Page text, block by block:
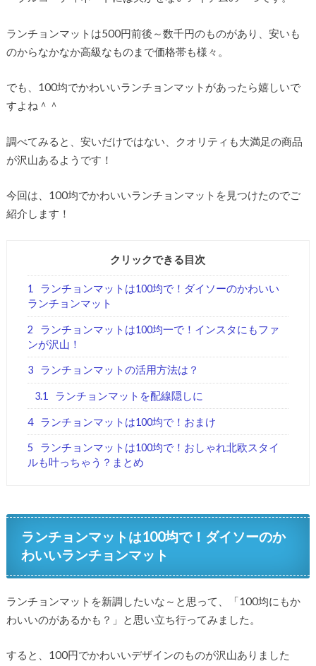
ランチョンマットは500円前後～数千円のものがあり、安いも
のからなかなか高級なものまで価格帯も様々。
でも、100均でかわいいランチョンマットがあったら嬉しいで
すよね＾＾
調べてみると、安いだけではない、クオリティも大満足の商品
が沢山あるようです！
今回は、100均でかわいいランチョンマットを見つけたのでご
紹介します！
クリックできる目次
1
ランチョンマットは100均で！ダイソーのかわいい
ランチョンマット
2
ランチョンマットは100均一で！インスタにもファ
ンが沢山！
3 ランチョンマットの活用方法は？
3.1 ランチョンマットを配線隠しに
4 ランチョンマットは100均で！おまけ
5
ランチョンマットは100均で！おしゃれ北欧スタイ
ルも叶っちゃう？まとめ
ランチョンマットは100均で！ダイソーのか
わいいランチョンマット
ランチョンマットを新調したいな～と思って、「100均にもか
わいいのがあるかも？」と思い立ち行ってみました。
すると、100円でかわいいデザインのものが沢山ありました